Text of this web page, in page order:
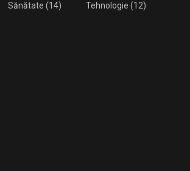
Sănătate (14) Tehnologie (12)